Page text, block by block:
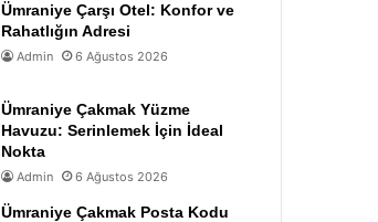
Ümraniye Çarşı Otel: Konfor ve
Rahatlığın Adresi
Admin 6 Ağustos 2026
Ümraniye Çakmak Yüzme
Havuzu: Serinlemek İçin İdeal
Nokta
Admin 6 Ağustos 2026
Ümraniye Çakmak Posta Kodu